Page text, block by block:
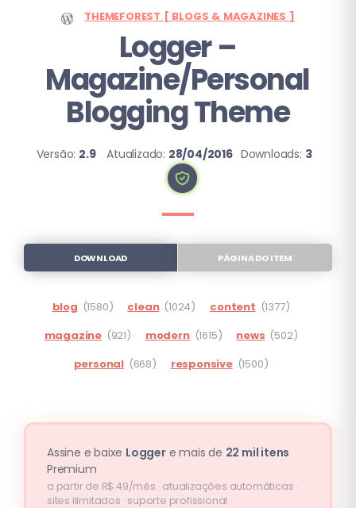
THEMEFOREST [ BLOGS & MAGAZINES ]
Logger–
Magazine/Personal
Blogging Theme
Versão: 2.9 Atualizado: 28/04/2016 Downloads: 3
DOWNLOAD PÁGINA DO ITEM
blog (1580) clean (1024) content (1377)
magazine (921) modern (1615) news (502)
personal (668) responsive (1500)
Assine e baixe Loggere mais de 22 mil itens
Premium
a partir de R$ 49/mês · atualizações automáticas ·
sites ilimitados · suporte profissional